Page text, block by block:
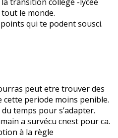
le monde.
qui te podent sousci.
peut etre trouver des
periode moins penible.
temps pour s’adapter.
a survécu cnest pour ca.
à la règle